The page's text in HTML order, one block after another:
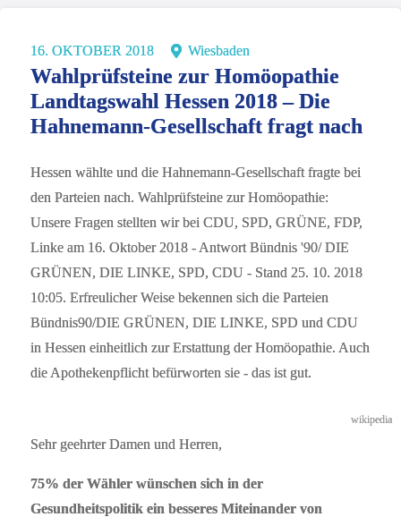
16. OKTOBER 2018 Wiesbaden
Wahlprüfsteine zur Homöopathie
Landtagswahl Hessen 2018 – Die
Hahnemann-Gesellschaft fragt nach
Hessen wählte und die Hahnemann-Gesellschaft fragte bei
den Parteien nach. Wahlprüfsteine zur Homöopathie:
Unsere Fragen stellten wir bei CDU, SPD, GRÜNE, FDP,
Linke am 16. Oktober 2018 - Antwort Bündnis '90/ DIE
GRÜNEN, DIE LINKE, SPD, CDU - Stand 25. 10. 2018
10:05. Erfreulicher Weise bekennen sich die Parteien
Bündnis90/DIE GRÜNEN, DIE LINKE, SPD und CDU
in Hessen einheitlich zur Erstattung der Homöopathie. Auch
die Apothekenpflicht befürworten sie - das ist gut.
wikipedia
Sehr geehrter Damen und Herren,
75% der Wähler wünschen sich in der
Gesundheitspolitik ein besseres Miteinander von